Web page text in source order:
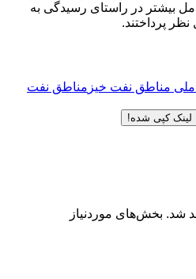
بیشتر در راستای رسیدگی به
پرداختند.
مناطق نفت خیز مناطق نفت
لینک کپی شده!
شد. بخش‌های موردنیاز